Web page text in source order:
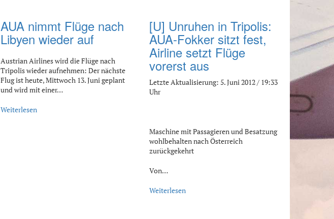
AUA nimmt Flüge nach
Libyen wieder auf
Austrian Airlines wird die Flüge nach
Tripolis wieder aufnehmen: Der nächste
Flug ist heute, Mittwoch 13. Juni geplant
und wird mit einer…
Weiterlesen
[U] Unruhen in Tripolis:
AUA-Fokker sitzt fest,
Airline setzt Flüge
vorerst aus
Letzte Aktualisierung: 5. Juni 2012 / 19:33
Uhr
Maschine mit Passagieren und Besatzung
wohlbehalten nach Österreich
zurückgekehrt
Von…
Weiterlesen